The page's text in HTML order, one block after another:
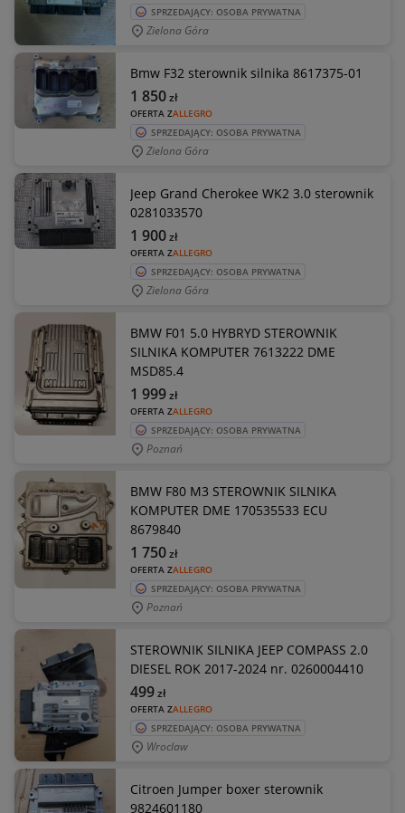
SPRZEDAJĄCY: OSOBA PRYWATNA
Zielona Góra
Bmw F32 sterownik silnika 8617375-01
OFERTA ZALLEGRO
1 850zł
SPRZEDAJĄCY: OSOBA PRYWATNA
Zielona Góra
Jeep Grand Cherokee WK2 3.0 sterownik
0281033570
OFERTA ZALLEGRO
1 900zł
SPRZEDAJĄCY: OSOBA PRYWATNA
Zielona Góra
BMW F01 5.0 HYBRYD STEROWNIK
SILNIKA KOMPUTER 7613222 DME
MSD85.4
OFERTA ZALLEGRO
1 999zł
SPRZEDAJĄCY: OSOBA PRYWATNA
Poznań
BMW F80 M3 STEROWNIK SILNIKA
KOMPUTER DME 170535533 ECU
8679840
OFERTA ZALLEGRO
1 750zł
SPRZEDAJĄCY: OSOBA PRYWATNA
Poznań
STEROWNIK SILNIKA JEEP COMPASS 2.0
DIESEL ROK 2017-2024 nr. 0260004410
OFERTA ZALLEGRO
499zł
SPRZEDAJĄCY: OSOBA PRYWATNA
Wroclaw
Citroen Jumper boxer sterownik
9824601180